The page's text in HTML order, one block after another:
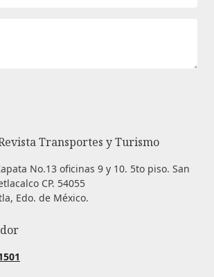
Transportes y Turismo
No.13 oficinas 9 y 10. 5to piso. San
CP. 54055
Edo. de México.